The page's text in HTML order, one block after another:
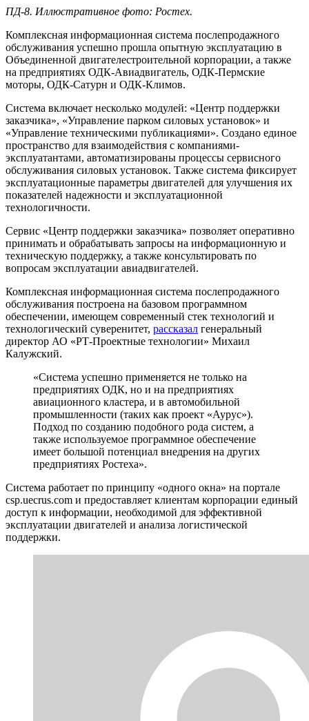
ПД-8. Иллюстративное фото: Ростех.
Комплексная информационная система послепродажного
обслуживания успешно прошла опытную эксплуатацию в
Объединенной двигателестроительной корпорации, а также
на предприятиях ОДК-Авиадвигатель, ОДК-Пермские
моторы, ОДК-Сатурн и ОДК-Климов.
Система включает несколько модулей: «Центр поддержки
заказчика», «Управление парком силовых установок» и
«Управление техническими публикациями». Создано единое
пространство для взаимодействия с компаниями-
эксплуатантами, автоматизированы процессы сервисного
обслуживания силовых установок. Также система фиксирует
эксплуатационные параметры двигателей для улучшения их
показателей надежности и эксплуатационной
технологичности.
Сервис «Центр поддержки заказчика» позволяет оперативно
принимать и обрабатывать запросы на информационную и
техническую поддержку, а также консультировать по
вопросам эксплуатации авиадвигателей.
Комплексная информационная система послепродажного
обслуживания построена на базовом программном
обеспечении, имеющем современный стек технологий и
технологический суверенитет, рассказал генеральный
директор АО «РТ-Проектные технологии» Михаил
Калужский.
«Система успешно применяется не только на
предприятиях ОДК, но и на предприятиях
авиационного кластера, и в автомобильной
промышленности (таких как проект «Аурус»).
Подход по созданию подобного рода систем, а
также используемое программное обеспечение
имеет большой потенциал внедрения на других
предприятиях Ростеха».
Система работает по принципу «одного окна» на портале
csp.uecrus.com и предоставляет клиентам корпорации единый
доступ к информации, необходимой для эффективной
эксплуатации двигателей и анализа логистической
поддержки.